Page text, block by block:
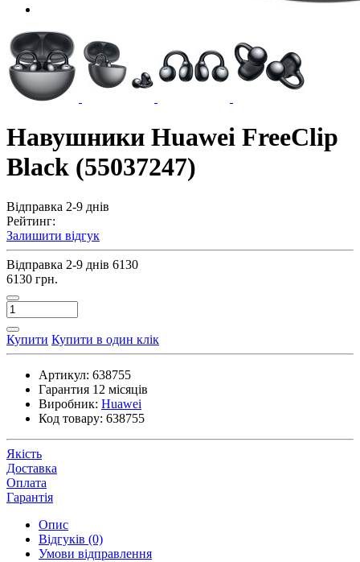
Навушники Huawei FreeClip
Black (55037247)
Відправка 2-9 днів
Рейтинг:
Залишити відгук
Відправка 2-9 днів 6130
6130 грн.
Купити Купити в один клік
Артикул: 638755
Гарантия 12 місяців
Виробник: Huawei
Код товару: 638755
Якість
Доставка
Оплата
Гарантія
Опис
Відгуків (0)
Умови відправлення